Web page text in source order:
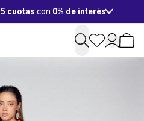
5 cuotas con 0% de interés